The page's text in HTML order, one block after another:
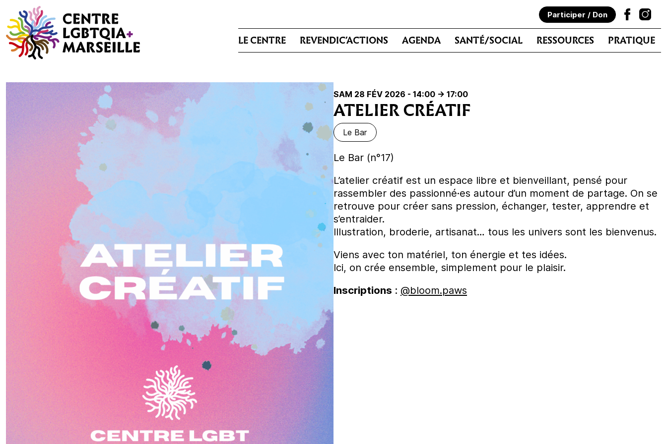
LE CENTRE REVENDIC’ACTIONS AGENDA SANTÉ/SOCIAL RESSOURCES PRATIQUE
Participer / Don
SAM 28 FÉV 2026 - 14:00 -> 17:00
ATELIER CRÉATIF
Le Bar
Le Bar (n°17)
L’atelier créatif est un espace libre et bienveillant, pensé pour
rassembler des passionné·es autour d’un moment de partage. On se
retrouve pour créer sans pression, échanger, tester, apprendre et
s’entraider.
Illustration, broderie, artisanat… tous les univers sont les bienvenus.
Viens avec ton matériel, ton énergie et tes idées.
Ici, on crée ensemble, simplement pour le plaisir.
Inscriptions : @bloom.paws